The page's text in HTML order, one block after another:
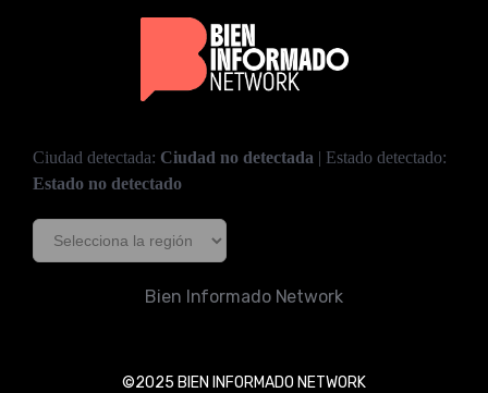
Ciudad detectada: Ciudad no detectada | Estado detectado:
Estado no detectado
Bien Informado Network
©2025 BIEN INFORMADO NETWORK